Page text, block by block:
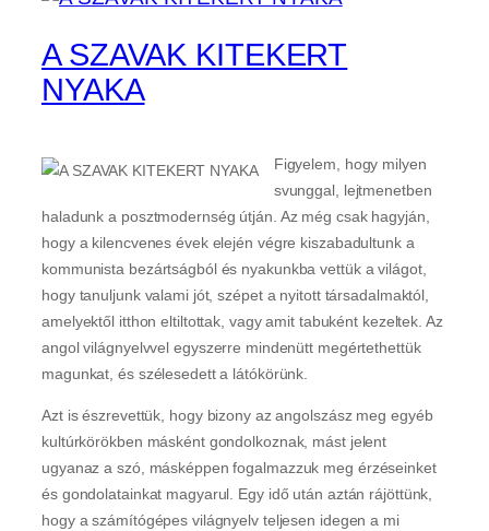
A SZAVAK KITEKERT
NYAKA
Figyelem, hogy milyen
svunggal, lejtmenetben
haladunk a posztmodernség útján. Az még csak hagyján,
hogy a kilencvenes évek elején végre kiszabadultunk a
kommunista bezártságból és nyakunkba vettük a világot,
hogy tanuljunk valami jót, szépet a nyitott társadalmaktól,
amelyektől itthon eltiltottak, vagy amit tabuként kezeltek. Az
angol világnyelvvel egyszerre mindenütt megértethettük
magunkat, és szélesedett a látókörünk.
Azt is észrevettük, hogy bizony az angolszász meg egyéb
kultúrkörökben másként gondolkoznak, mást jelent
ugyanaz a szó, másképpen fogalmazzuk meg érzéseinket
és gondolatainkat magyarul. Egy idő után aztán rájöttünk,
hogy a számítógépes világnyelv teljesen idegen a mi